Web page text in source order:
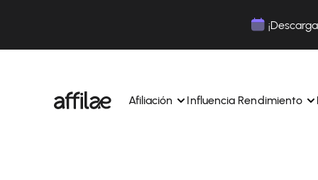
Afiliación Influencia Rendimiento